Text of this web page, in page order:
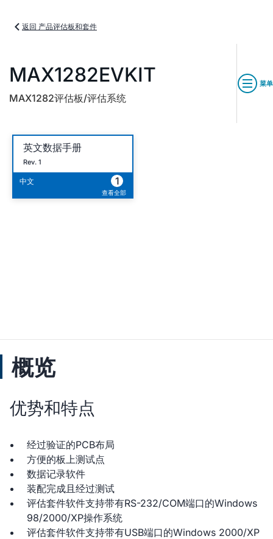
返回 产品评估板和套件
MAX1282EVKIT
MAX1282评估板/评估系统
菜单
英文数据手册
Rev. 1
中文 1
查看全部
概览
优势和特点
经过验证的PCB布局
方便的板上测试点
数据记录软件
装配完成且经过测试
评估套件软件支持带有RS-232/COM端口的Windows
98/2000/XP操作系统
评估套件软件支持带有USB端口的Windows 2000/XP